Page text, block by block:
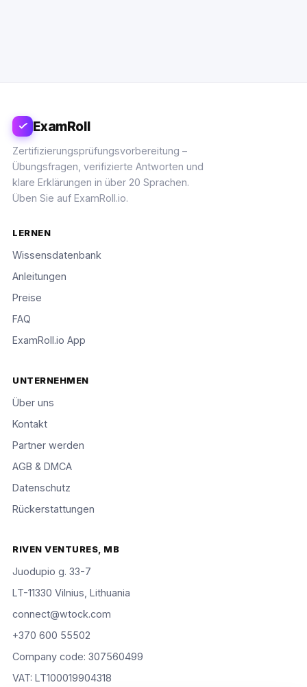
ExamRoll
Zertifizierungsprüfungsvorbereitung –
Übungsfragen, verifizierte Antworten und
klare Erklärungen in über 20 Sprachen.
Üben Sie auf ExamRoll.io.
LERNEN
Wissensdatenbank
Anleitungen
Preise
FAQ
ExamRoll.io App
UNTERNEHMEN
Über uns
Kontakt
Partner werden
AGB & DMCA
Datenschutz
Rückerstattungen
RIVEN VENTURES, MB
Juodupio g. 33-7
LT-11330 Vilnius, Lithuania
connect@wtock.com
+370 600 55502
Company code: 307560499
VAT: LT100019904318